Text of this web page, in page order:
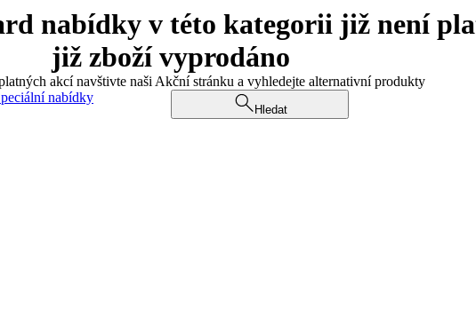
nabídky v této kategorii již není
již zboží vyprodáno
akcí navštivte naši Akční stránku a vyhledejte alternativní produkty
nabídky
Hledat